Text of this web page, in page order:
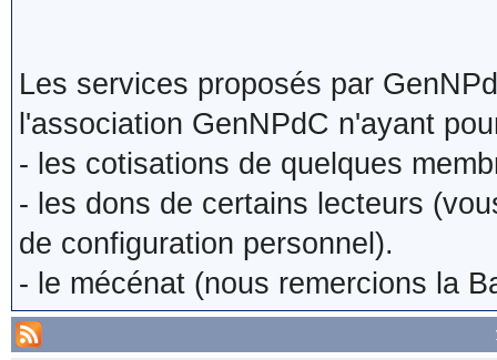
Les services proposés par
l'association GenNPdC n'ayant
- les cotisations de quelques
- les dons de certains lecteurs
de configuration personnel).
- le mécénat (nous remercions la